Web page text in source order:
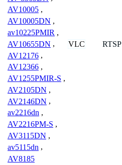
AV10005 ,
AV10005DN ,
av10225PMIR ,
AV10655DN ,
AV12176 ,
AV12366 ,
AV1255PMIR-S ,
AV2105DN ,
AV2146DN ,
av2216dn ,
AV2216PM-S ,
AV3115DN ,
av5115dn ,
AV8185
VLC RTSP